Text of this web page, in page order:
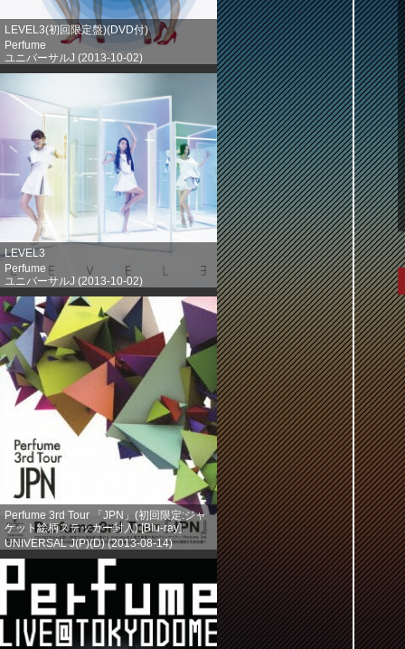
LEVEL3(初回限定盤)(DVD付)
Perfume
ユニバーサルJ (2013-10-02)
売り上げランキング: 1
LEVEL3
Perfume
ユニバーサルJ (2013-10-02)
売り上げランキング: 203
Perfume 3rd Tour 「JPN」(初回限定:ジャ
ケット絵柄ステッカー封入) [Blu-ray]
UNIVERSAL J(P)(D) (2013-08-14)
売り上げランキング: 386